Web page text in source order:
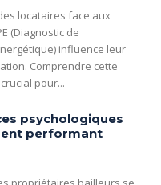
locataires face aux
(Diagnostic de
influence leur
Comprendre cette
pour...
psychologiques
performant